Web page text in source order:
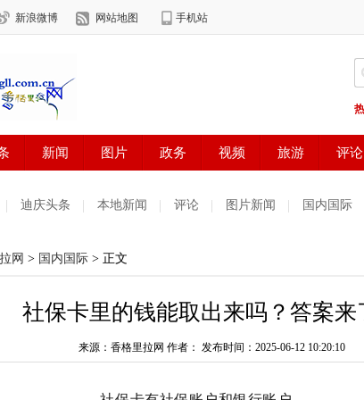
迪庆头条 本地新闻 评论 图片新闻 国内国际
网 > 国内国际 > 正文
社保卡里的钱能取出来吗？答案
来源：香格里拉网 作者： 发布时间：2025-06-12 10:20:10